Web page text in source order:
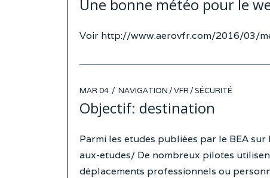
Une bonne météo pour le
Voir http://www.aerovfr.com/2016/03/
POSTED
ON
MAR 04 NAVIGATION /VFR /SÉCURITÉ
Objectif: destination
Parmi les etudes publiées par le BEA
aux-etudes/ De nombreux pilotes
déplacements professionnels ou